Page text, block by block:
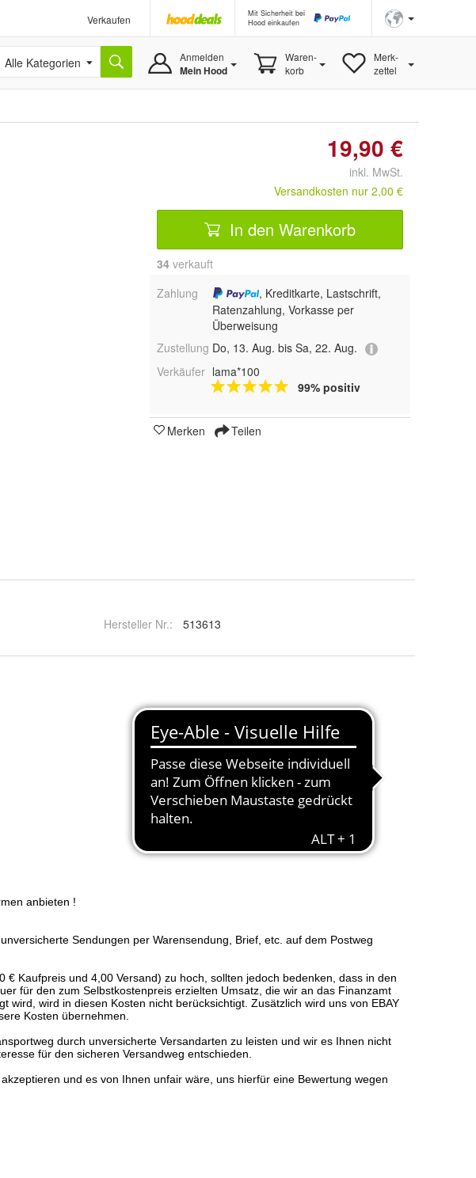
Verkaufen
Mit Sicherheit bei
Hood einkaufen
Alle Kategorien Anmelden
Mein Hood
Waren-
korb
Merk-
zettel
19,90 €
inkl. MwSt.
Versandkosten nur 2,00 €
In den Warenkorb
34 verkauft
Zahlung
, Kreditkarte, Lastschrift,
Ratenzahlung, Vorkasse per
Überweisung
Zustellung Do, 13. Aug. bis Sa, 22. Aug.
Verkäufer lama*100
99% positiv
Merken Teilen
Hersteller Nr.: 513613